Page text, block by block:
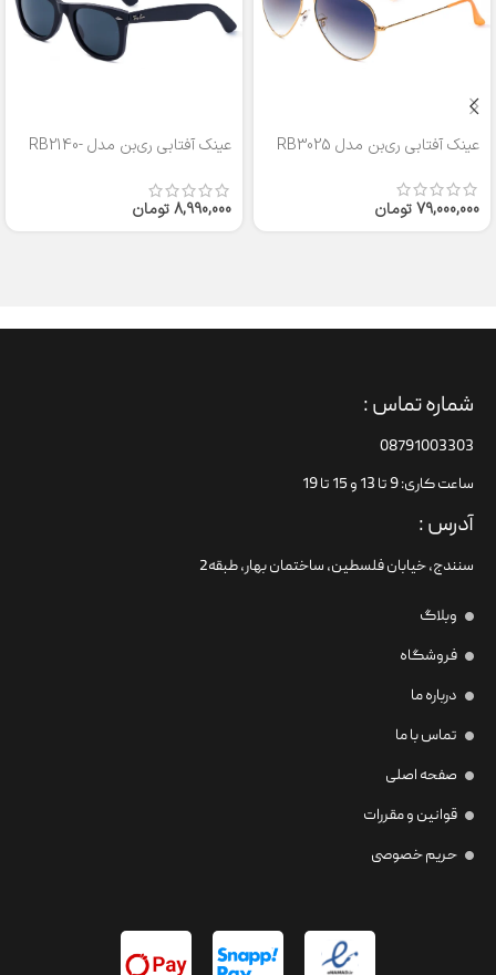
عینک آفتابی ری‌بن مدل RB3025
79,000,000تومان
عینک آفتابی ری‌بن مدل RB2140-
8,990,000تومان
شماره تماس :
08791003303
ساعت کاری: 9 تا 13 و 15 تا 19
آدرس :
سنندج، خیابان فلسطین،‌ ساختمان بهار، طبقه2
وبلاگ
فروشگاه
درباره ما
تماس با ما
صفحه اصلی
قوانین و مقررات
حریم خصوصی